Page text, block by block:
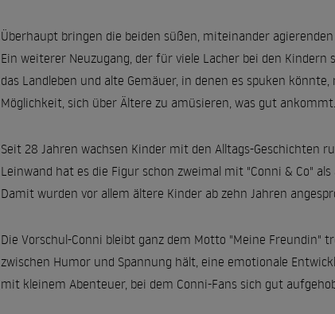
Überhaupt bringen die beiden süßen, miteinander
Ein weiterer Neuzugang, der für viele Lacher bei den
das Landleben und alte Gemäuer, in denen es spuken
Möglichkeit, sich über Ältere zu amüsieren, was gut ankommt.
Seit 28 Jahren wachsen Kinder mit den Alltags-Geschichten
Leinwand hat es die Figur schon zweimal mit "Conni & Co"
Damit wurden vor allem ältere Kinder ab zehn Jahren
Die Vorschul-Conni bleibt ganz dem Motto "Meine Freundin"
zwischen Humor und Spannung hält, eine emotionale
mit kleinem Abenteuer, bei dem Conni-Fans sich gut